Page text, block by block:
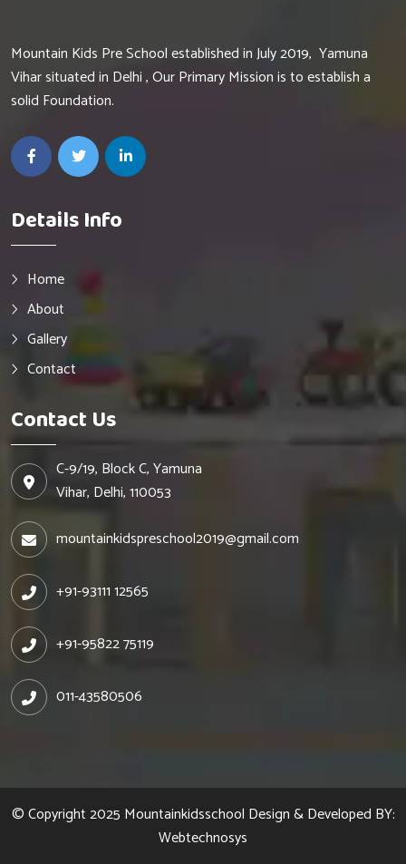
Mountain Kids Pre School established in July 2019, Yamuna
Vihar situated in Delhi , Our Primary Mission is to establish a
solid Foundation.
Details Info
Home
About
Gallery
Contact
Contact Us
C-9/19, Block C, Yamuna
Vihar, Delhi, 110053
mountainkidspreschool2019@gmail.com
+91-93111 12565
+91-95822 75119
011-43580506
© Copyright 2025 Mountainkidsschool Design & Developed BY:
Webtechnosys